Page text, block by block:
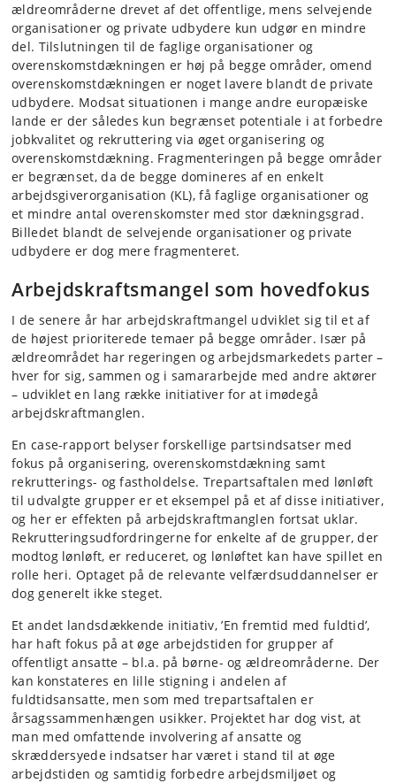
ældreområderne drevet af det offentlige, mens selvejende
organisationer og private udbydere kun udgør en mindre
del. Tilslutningen til de faglige organisationer og
overenskomstdækningen er høj på begge områder, omend
overenskomstdækningen er noget lavere blandt de private
udbydere. Modsat situationen i mange andre europæiske
lande er der således kun begrænset potentiale i at forbedre
jobkvalitet og rekruttering via øget organisering og
overenskomstdækning. Fragmenteringen på begge områder
er begrænset, da de begge domineres af en enkelt
arbejdsgiverorganisation (KL), få faglige organisationer og
et mindre antal overenskomster med stor dækningsgrad.
Billedet blandt de selvejende organisationer og private
udbydere er dog mere fragmenteret.
Arbejdskraftsmangel som hovedfokus
I de senere år har arbejdskraftmangel udviklet sig til et af
de højest prioriterede temaer på begge områder. Især på
ældreområdet har regeringen og arbejdsmarkedets parter –
hver for sig, sammen og i samararbejde med andre aktører
– udviklet en lang række initiativer for at imødegå
arbejdskraftmanglen.
En case-rapport belyser forskellige partsindsatser med
fokus på organisering, overenskomstdækning samt
rekrutterings- og fastholdelse. Trepartsaftalen med lønløft
til udvalgte grupper er et eksempel på et af disse initiativer,
og her er effekten på arbejdskraftmanglen fortsat uklar.
Rekrutteringsudfordringerne for enkelte af de grupper, der
modtog lønløft, er reduceret, og lønløftet kan have spillet en
rolle heri. Optaget på de relevante velfærdsuddannelser er
dog generelt ikke steget.
Et andet landsdækkende initiativ, ’En fremtid med fuldtid’,
har haft fokus på at øge arbejdstiden for grupper af
offentligt ansatte – bl.a. på børne- og ældreområderne. Der
kan konstateres en lille stigning i andelen af
fuldtidsansatte, men som med trepartsaftalen er
årsagssammenhængen usikker. Projektet har dog vist, at
man med omfattende involvering af ansatte og
skræddersyede indsatser har været i stand til at øge
arbejdstiden og samtidig forbedre arbejdsmiljøet og